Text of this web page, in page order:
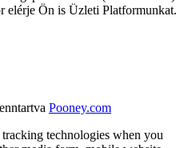
elérje Ön is Üzleti Platformunkat.
Pooney.com
technologies when you